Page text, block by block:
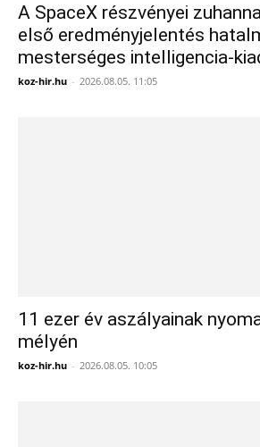
A SpaceX részvényei
első eredményjelentés
mesterséges intelligencia-
koz-hir.hu - 2026.08.05. 11:05
11 ezer év aszályainak
mélyén
koz-hir.hu - 2026.08.05. 10:05